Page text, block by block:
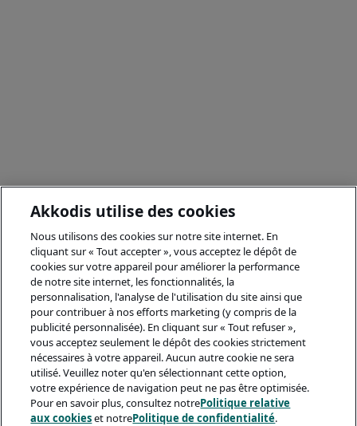
Akkodis utilise des cookies
Nous utilisons des cookies sur notre site internet. En
cliquant sur « Tout accepter », vous acceptez le dépôt de
cookies sur votre appareil pour améliorer la performance
de notre site internet, les fonctionnalités, la
personnalisation, l'analyse de l'utilisation du site ainsi que
pour contribuer à nos efforts marketing (y compris de la
publicité personnalisée). En cliquant sur « Tout refuser »,
vous acceptez seulement le dépôt des cookies strictement
nécessaires à votre appareil. Aucun autre cookie ne sera
utilisé. Veuillez noter qu'en sélectionnant cette option,
votre expérience de navigation peut ne pas être optimisée.
Pour en savoir plus, consultez notrePolitique relative
aux cookieset notrePolitique de confidentialité.